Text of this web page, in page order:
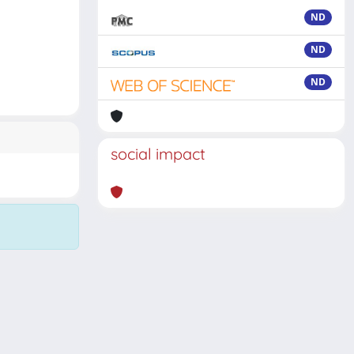
ND
ND
ND
social impact